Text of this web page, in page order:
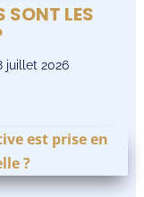
SONT LES
juillet 2026